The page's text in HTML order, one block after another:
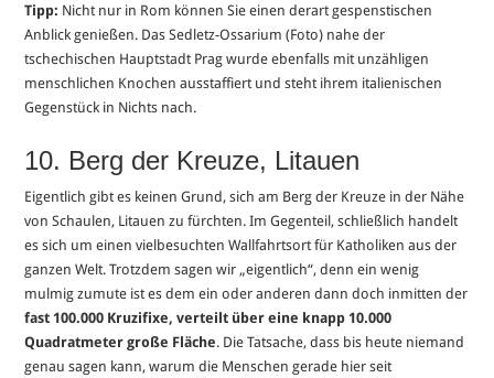
Tipp: Nicht nur in Rom können Sie einen derart gespenstischen
Anblick genießen. Das Sedletz-Ossarium (Foto) nahe der
tschechischen Hauptstadt Prag wurde ebenfalls mit unzähligen
menschlichen Knochen ausstaffiert und steht ihrem italienischen
Gegenstück in Nichts nach.
10. Berg der Kreuze, Litauen
Eigentlich gibt es keinen Grund, sich am Berg der Kreuze in der Nähe
von Schaulen, Litauen zu fürchten. Im Gegenteil, schließlich handelt
es sich um einen vielbesuchten Wallfahrtsort für Katholiken aus der
ganzen Welt. Trotzdem sagen wir „eigentlich“, denn ein wenig
mulmig zumute ist es dem ein oder anderen dann doch inmitten der
fast 100.000 Kruzifixe, verteilt über eine knapp 10.000
Quadratmeter große Fläche. Die Tatsache, dass bis heute niemand
genau sagen kann, warum die Menschen gerade hier seit